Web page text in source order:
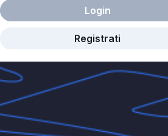
Login
Registrati